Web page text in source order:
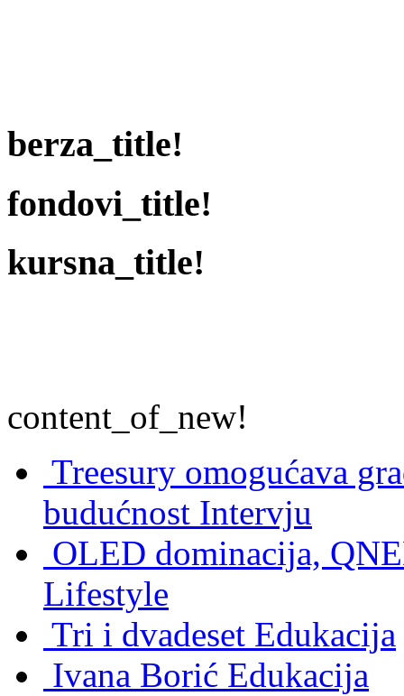
berza_title!
fondovi_title!
kursna_title!
content_of_new!
Treesury omogućava
budućnost Intervju
OLED dominacija,
Lifestyle
Tri i dvadeset Edukacija
Ivana Borić Edukacija